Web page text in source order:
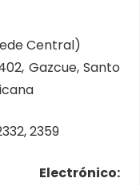
Central)
Gazcue, Santo
2359